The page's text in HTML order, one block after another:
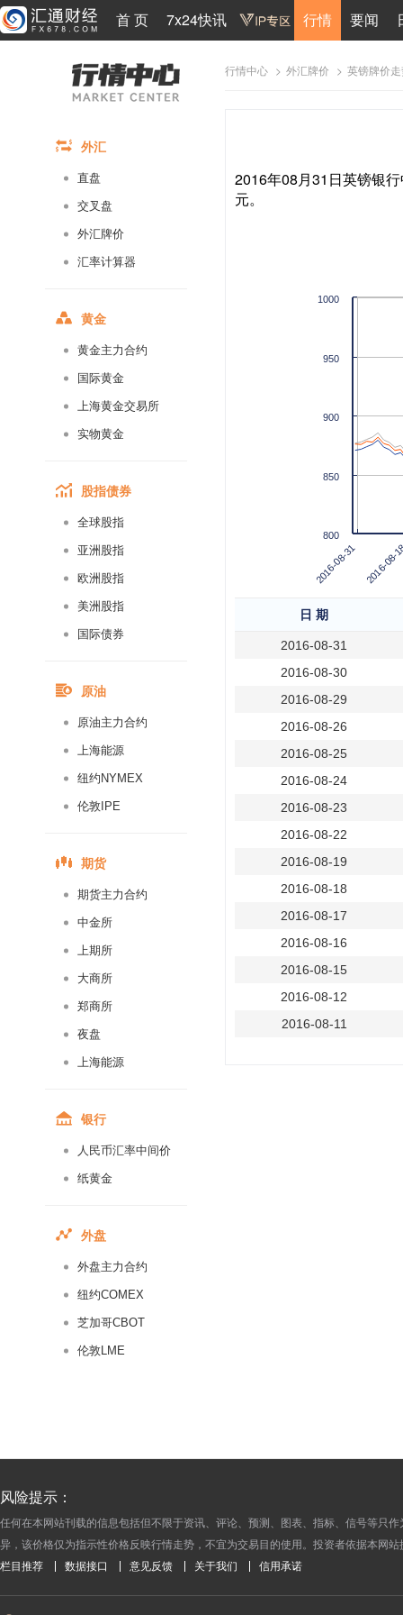
首 页 7x24快讯 行情 要闻
外汇
直盘
交叉盘
外汇牌价
汇率计算器
黄金
黄金主力合约
国际黄金
上海黄金交易所
实物黄金
股指债券
全球股指
亚洲股指
欧洲股指
美洲股指
国际债券
原油
原油主力合约
上海能源
纽约NYMEX
伦敦IPE
期货
期货主力合约
中金所
上期所
大商所
郑商所
夜盘
上海能源
银行
人民币汇率中间价
纸黄金
外盘
外盘主力合约
纽约COMEX
芝加哥CBOT
伦敦LME
行情中心 > 外汇牌价 > 英镑牌价
2016年08月31日英镑银
元。
2016-08-31 2016-
850
900
950
1000
800
日 期
2016-08-31
2016-08-30
2016-08-29
2016-08-26
2016-08-25
2016-08-24
2016-08-23
2016-08-22
2016-08-19
2016-08-18
2016-08-17
2016-08-16
2016-08-15
2016-08-12
2016-08-11
2016-07-20
2016-07-15
2016-07-14
风险提示：
任何在本网站刊载的信息包括但不限于资讯、评论、预测、图表、指标、信号等只
异，该价格仅为指示性价格反映行情走势，不宜为交易目的使用。投资者依据本网
栏目推荐 数据接口 意见反馈 关于我们 信用承诺